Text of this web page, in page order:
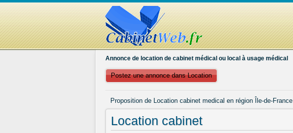
Annonce de location de cabinet médical ou local à usage médical
Postez une annonce dans Location
Proposition de Location cabinet medical en région Île-de-France
Location cabinet